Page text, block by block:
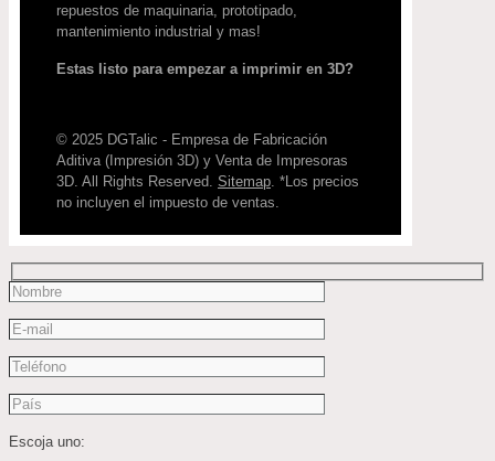
repuestos de maquinaria, prototipado,
mantenimiento industrial y mas!
Estas listo para empezar a imprimir en 3D?
© 2025 DGTalic - Empresa de Fabricación
Aditiva (Impresión 3D) y Venta de Impresoras
3D. All Rights Reserved. Sitemap. *Los precios
no incluyen el impuesto de ventas.
Escoja uno: